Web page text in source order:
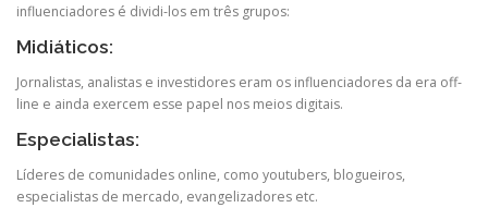
influenciadores é dividi-los em três grupos:
Midiáticos:
Jornalistas, analistas e investidores eram os influenciadores da era off-
line e ainda exercem esse papel nos meios digitais.
Especialistas:
Líderes de comunidades online, como youtubers, blogueiros,
especialistas de mercado, evangelizadores etc.